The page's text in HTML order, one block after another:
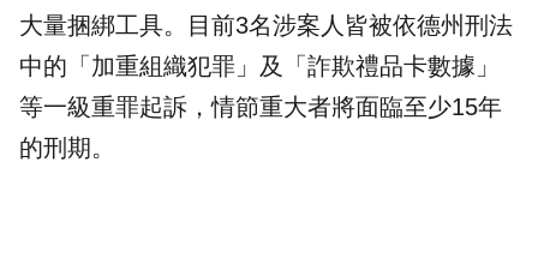
大量捆綁工具。目前3名涉案人皆被依德州刑法
中的「加重組織犯罪」及「詐欺禮品卡數據」
等一級重罪起訴，情節重大者將面臨至少15年
的刑期。